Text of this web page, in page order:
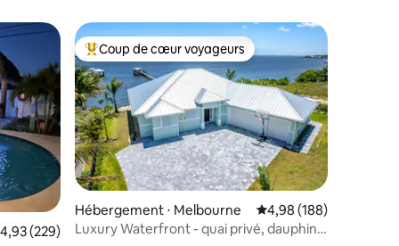
: 4,89 sur 5
moyenne sur la base de 229 commentaires : 4,93 sur 5
4,93 (229)
Coups de cœur voyageurs les plus appréciés
Coup de cœur voyageurs
Hébergement ⋅ Melbourne Évaluation moyenne
4,98 (188)
Luxury Waterfront - quai privé, dauphins,